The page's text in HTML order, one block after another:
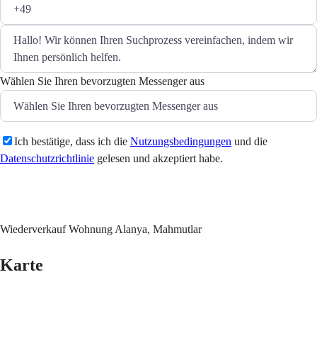
Wählen Sie Ihren bevorzugten Messenger aus
Ich bestätige, dass ich die Nutzungsbedingungen und die
Datenschutzrichtlinie gelesen und akzeptiert habe.
Wiederverkauf Wohnung Alanya, Mahmutlar
Karte